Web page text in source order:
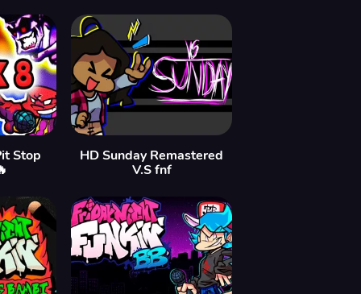
Stop
HD Sunday Remastered
V.S fnf